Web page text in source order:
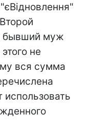
бывший муж
не
вся сумма